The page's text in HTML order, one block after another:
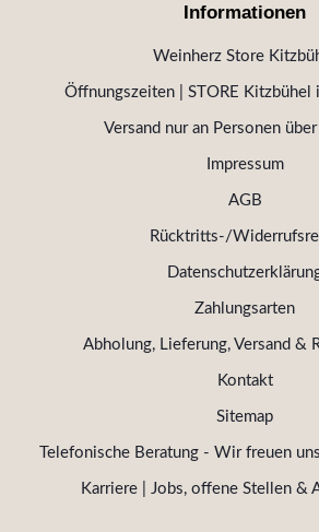
Informationen
Weinherz Store
Öffnungszeiten | STORE Kitzbühel
Versand nur an Personen
Impressum
AGB
Rücktritts-/
Zahlungsarten
Abholung, Lieferung, Versand &
Kontakt
Sitemap
Telefonische Beratung - Wir freuen
Karriere | Jobs, offene Stellen &